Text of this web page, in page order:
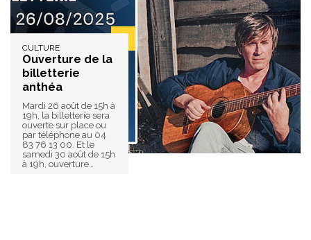
CULTURE
Ouverture de la
billetterie
anthéa
Mardi 26 août de 15h à
19h, la billetterie sera
ouverte sur place ou
par téléphone au 04
83 76 13 00. Et le
samedi 30 août de 15h
à 19h, ouverture…